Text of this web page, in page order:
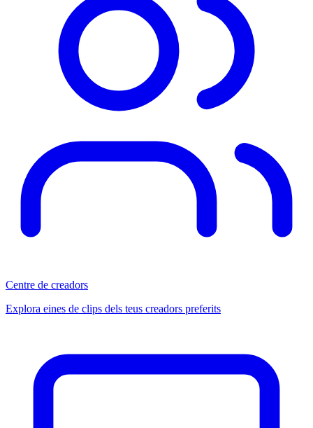
Centre de creadors
Explora eines de clips dels teus creadors preferits